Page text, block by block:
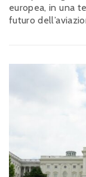
europea, in una
futuro